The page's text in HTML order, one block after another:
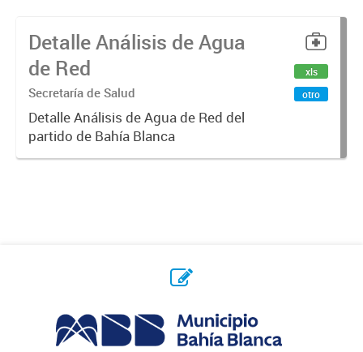
Detalle Análisis de Agua
de Red
Secretaría de Salud
Detalle Análisis de Agua de Red del
partido de Bahía Blanca
xls
otro